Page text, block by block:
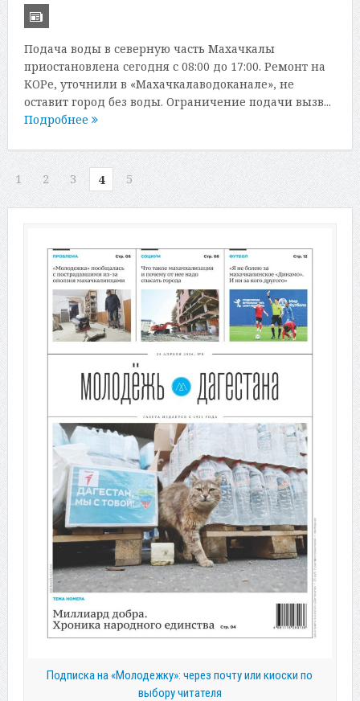
Подача воды в северную часть Махачкалы
приостановлена сегодня с 08:00 до 17:00. Ремонт на
КОРе, уточнили в «Махачкалаводоканале», не
оставит город без воды. Ограничение подачи вызв...
Подробнее
1 2 3 4 5
Подписка на «Молодежку»: через почту или киоски по
выбору читателя